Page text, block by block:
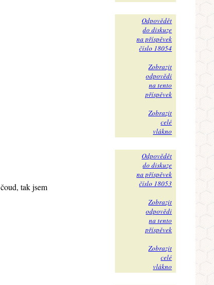
Odpovědět
do diskuze
na příspěvek
číslo 18054
Zobrazit
odpovědi
na tento
příspěvek
Zobrazit
celé
vlákno
tak jsem
Odpovědět
do diskuze
na příspěvek
číslo 18053
Zobrazit
odpovědi
na tento
příspěvek
Zobrazit
celé
vlákno